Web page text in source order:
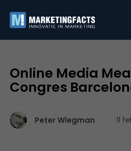
Online Media
Congres
Peter Wiegman 11